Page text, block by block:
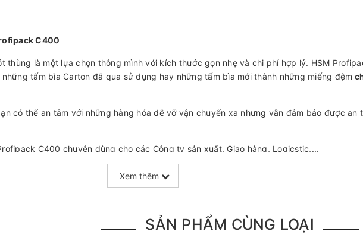
C400
thùng là một lựa chọn thông mình với kích thước gọn nhẹ và chi phí hợp lý. HSM
tấm bìa Carton đã qua sử dụng hay những tấm bìa mới thành những miếng đệm
có thể an tâm với những hàng hóa dễ vỡ vận chuyển xa nhưng vẫn đảm bảo được an
C400 chuyên dùng cho các Công ty sản xuất, Giao hàng, Logicstic,...
máy cắt bìa Carton HSM Profipack C400:
Xem thêm
SẢN PHẨM CÙNG LOẠI